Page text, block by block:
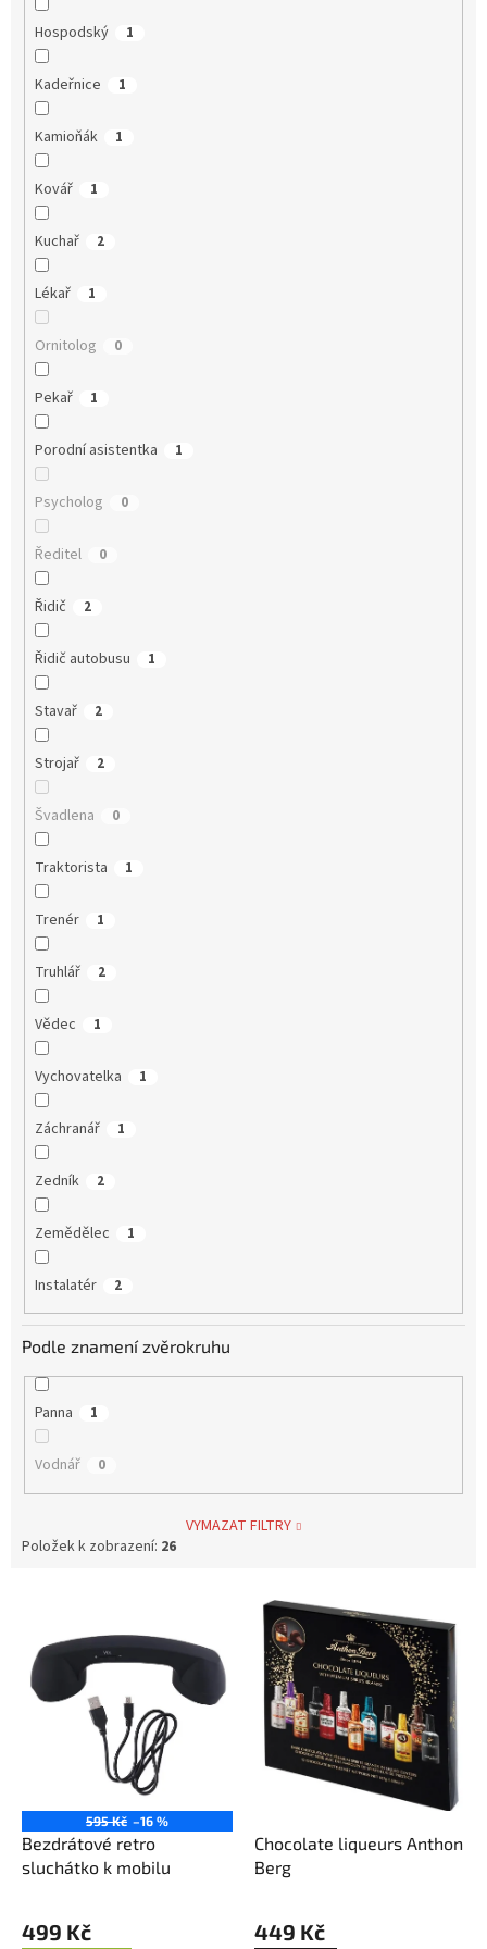
Hospodský 1
Kadeřnice 1
Kamioňák 1
Kovář 1
Kuchař 2
Lékař 1
Ornitolog 0
Pekař 1
Porodní asistentka 1
Psycholog 0
Ředitel 0
Řidič 2
Řidič autobusu 1
Stavař 2
Strojař 2
Švadlena 0
Traktorista 1
Trenér 1
Truhlář 2
Vědec 1
Vychovatelka 1
Záchranář 1
Zedník 2
Zemědělec 1
Instalatér 2
Podle znamení zvěrokruhu
Panna 1
Vodnář 0
VYMAZAT FILTRY
Položek k zobrazení: 26
595 Kč –16 %
Bezdrátové retro
sluchátko k mobilu
499 Kč
Chocolate liqueurs Anthon
Berg
449 Kč